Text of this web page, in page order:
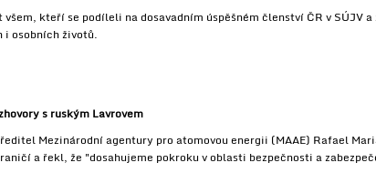
kteří se podíleli na dosavadním úspěšném členství ČR v SÚJV
i osobních životů.
s ruským Lavrovem
Mezinárodní agentury pro atomovou energii (MAAE) Rafael
a řekl, že "dosahujeme pokroku v oblasti bezpečnosti a